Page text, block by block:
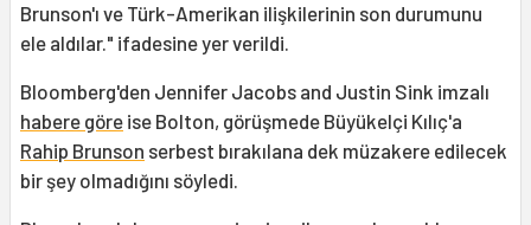
Brunson'ı ve Türk-Amerikan ilişkilerinin son durumunu
ele aldılar." ifadesine yer verildi.
Bloomberg'den Jennifer Jacobs and Justin Sink imzalı
habere göre ise Bolton, görüşmede Büyükelçi Kılıç'a
Rahip Brunson serbest bırakılana dek müzakere edilecek
bir şey olmadığını söyledi.